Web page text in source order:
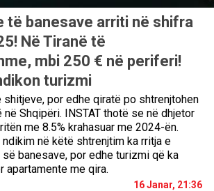
të banesave arriti në shifra
Në Tiranë të
mbi 250 € në periferi!
turizmi
por edhe qiratë po shtrenjtohen
Shqipëri. INSTAT thotë se në dhjetor
me 8.5% krahasuar me 2024-ën.
në këtë shtrenjtim ka rritja e
banesave, por edhe turizmi që ka
apartamente me qira.
16 Janar, 21:36